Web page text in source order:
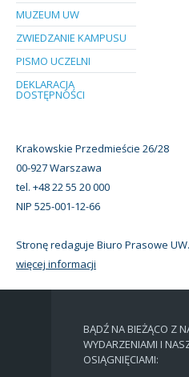
MUZEUM UW
ZWIEDZANIE KAMPUSU
PISMO UCZELNI
DEKLARACJA
DOSTĘPNOŚCI
Krakowskie Przedmieście 26/28
00-927 Warszawa
tel. +48 22 55 20 000
NIP 525-001-12-66
Stronę redaguje Biuro Prasowe UW.
więcej informacji
BĄDŹ NA BIEŻĄCO Z
WYDARZENIAMI I
OSIĄGNIĘCIAMI: